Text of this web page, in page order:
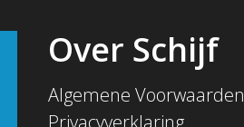
Over Schijf
Algemene Voorwaarden
Privacyverklaring